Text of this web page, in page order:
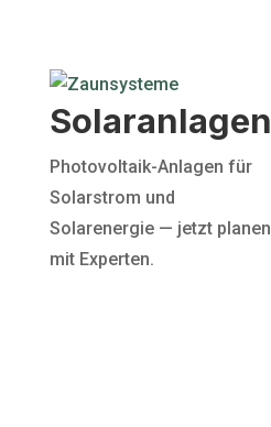
Solaranlagen
Photovoltaik-Anlagen für
Solarstrom und
Solarenergie — jetzt planen
mit Experten.